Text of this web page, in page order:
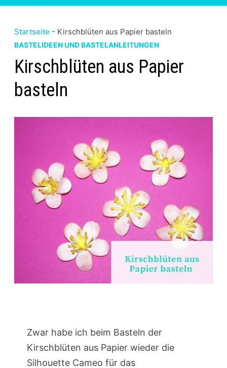
Startseite - Kirschblüten aus Papier basteln
BASTELIDEEN UND BASTELANLEITUNGEN
Kirschblüten aus Papier
basteln
Zwar habe ich beim Basteln der
Kirschblüten aus Papier wieder die
Silhouette Cameo für das